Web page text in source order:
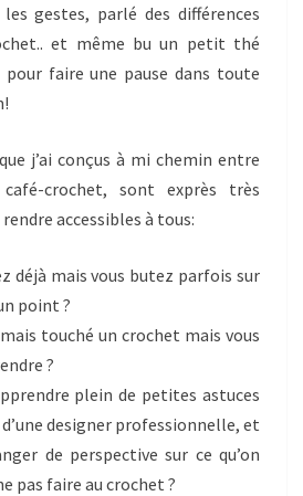
gestes, parlé des différences
et même bu un petit thé
pour faire une pause dans toute
j’ai conçus à mi chemin entre
crochet, sont exprès très
accessibles à tous:
déjà mais vous butez parfois sur
point ?
touché un crochet mais vous
?
plein de petites astuces
designer professionnelle, et
de perspective sur ce qu’on
pas faire au crochet ?